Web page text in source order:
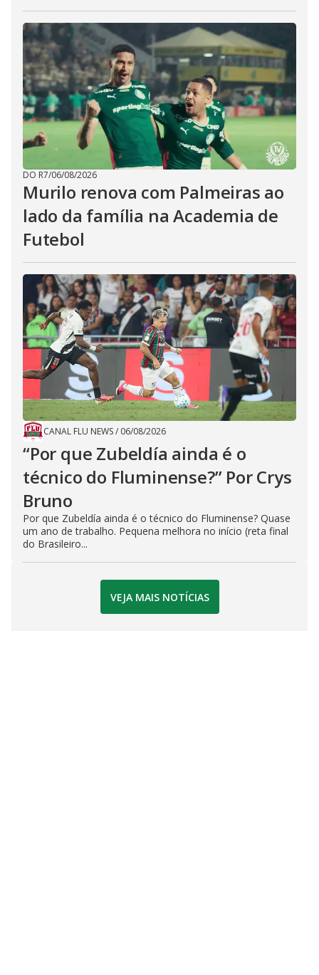
DO R7/06/08/2026
Murilo renova com Palmeiras ao
lado da família na Academia de
Futebol
CANAL FLU NEWS/ 06/08/2026
“Por que Zubeldía ainda é o
técnico do Fluminense?” Por Crys
Bruno
Por que Zubeldía ainda é o técnico do Fluminense? Quase
um ano de trabalho. Pequena melhora no início (reta final
do Brasileiro...
VEJA MAIS NOTÍCIAS